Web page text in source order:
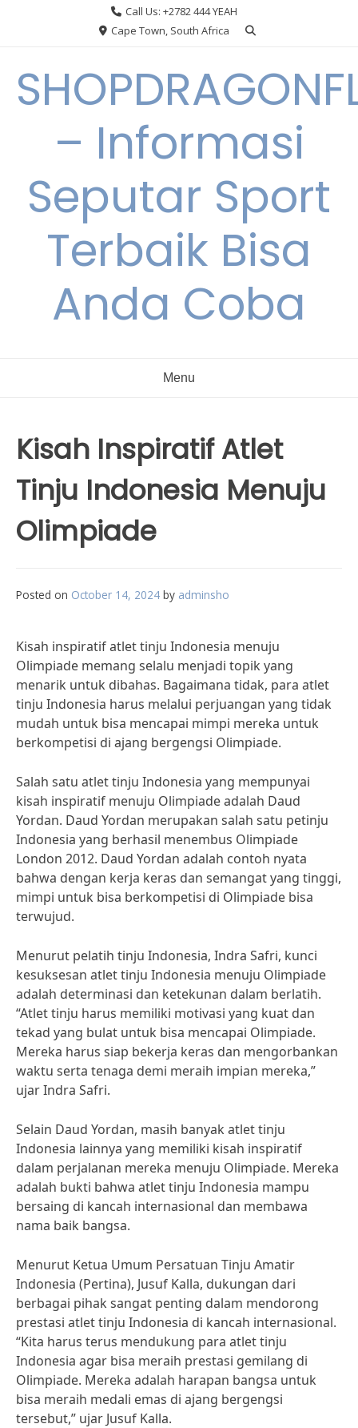
Call Us: +2782 444 YEAH
Cape Town, South Africa
– Informasi
Seputar Sport
Terbaik Bisa
Anda Coba
Menu
Kisah Inspiratif Atlet
Tinju Indonesia Menuju
Olimpiade
Posted on October 14, 2024 by adminsho
Kisah inspiratif atlet tinju Indonesia menuju
Olimpiade memang selalu menjadi topik yang
menarik untuk dibahas. Bagaimana tidak, para atlet
tinju Indonesia harus melalui perjuangan yang tidak
mudah untuk bisa mencapai mimpi mereka untuk
berkompetisi di ajang bergengsi Olimpiade.
Salah satu atlet tinju Indonesia yang mempunyai
kisah inspiratif menuju Olimpiade adalah Daud
Yordan. Daud Yordan merupakan salah satu petinju
Indonesia yang berhasil menembus Olimpiade
London 2012. Daud Yordan adalah contoh nyata
bahwa dengan kerja keras dan semangat yang tinggi,
mimpi untuk bisa berkompetisi di Olimpiade bisa
terwujud.
Menurut pelatih tinju Indonesia, Indra Safri, kunci
kesuksesan atlet tinju Indonesia menuju Olimpiade
adalah determinasi dan ketekunan dalam berlatih.
“Atlet tinju harus memiliki motivasi yang kuat dan
tekad yang bulat untuk bisa mencapai Olimpiade.
Mereka harus siap bekerja keras dan mengorbankan
waktu serta tenaga demi meraih impian mereka,”
ujar Indra Safri.
Selain Daud Yordan, masih banyak atlet tinju
Indonesia lainnya yang memiliki kisah inspiratif
dalam perjalanan mereka menuju Olimpiade. Mereka
adalah bukti bahwa atlet tinju Indonesia mampu
bersaing di kancah internasional dan membawa
nama baik bangsa.
Menurut Ketua Umum Persatuan Tinju Amatir
Indonesia (Pertina), Jusuf Kalla, dukungan dari
berbagai pihak sangat penting dalam mendorong
prestasi atlet tinju Indonesia di kancah internasional.
“Kita harus terus mendukung para atlet tinju
Indonesia agar bisa meraih prestasi gemilang di
Olimpiade. Mereka adalah harapan bangsa untuk
bisa meraih medali emas di ajang bergengsi
tersebut,” ujar Jusuf Kalla.